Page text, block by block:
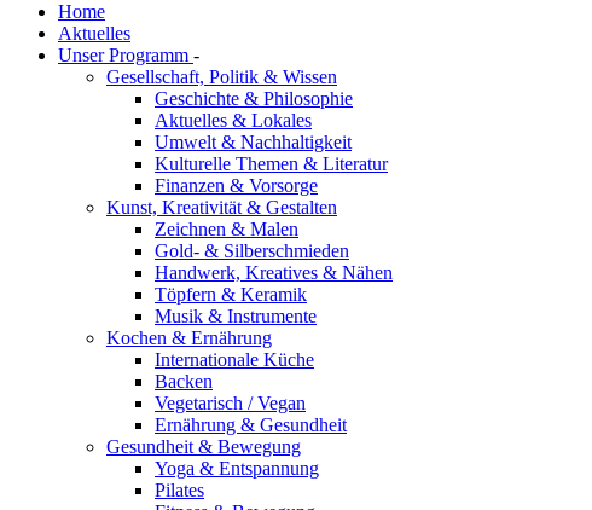
Home
Aktuelles
Unser Programm -
Gesellschaft, Politik & Wissen
Geschichte & Philosophie
Aktuelles & Lokales
Umwelt & Nachhaltigkeit
Kulturelle Themen & Literatur
Finanzen & Vorsorge
Kunst, Kreativität & Gestalten
Zeichnen & Malen
Gold- & Silberschmieden
Handwerk, Kreatives & Nähen
Töpfern & Keramik
Musik & Instrumente
Kochen & Ernährung
Internationale Küche
Backen
Vegetarisch / Vegan
Ernährung & Gesundheit
Gesundheit & Bewegung
Yoga & Entspannung
Pilates